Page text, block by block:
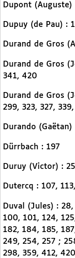
Dupont
Dupuy (de Pau) :
Durand de Gros
Durand de Gros
341, 420
Durand de Gros
299, 323, 327,
Durando
Dürrbach : 197
Duruy (Victor) :
Dutercq : 107,
Duval (Jules) :
100, 101, 124,
182, 184, 185,
249, 254, 257 ;
298, 359, 412, 420